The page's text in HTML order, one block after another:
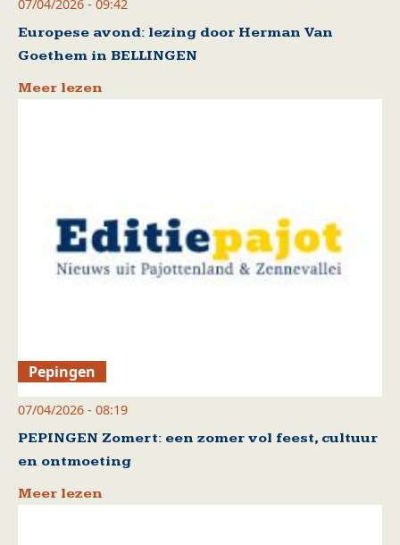
07/04/2026 - 09:42
Europese avond: lezing door Herman Van
Goethem in BELLINGEN
Meer lezen
Pepingen
07/04/2026 - 08:19
PEPINGEN Zomert: een zomer vol feest, cultuur
en ontmoeting
Meer lezen